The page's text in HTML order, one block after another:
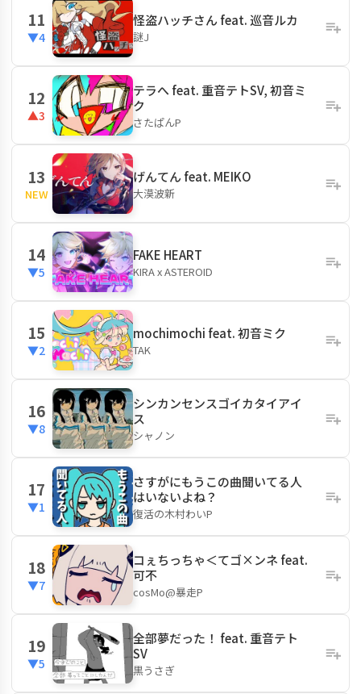
11
▼4
怪盗ハッチさん feat. 巡音ルカ
謎J
12
▲3
テラへ feat. 重音テトSV, 初音ミ
ク
さたぱんP
13
NEW
げんてん feat. MEIKO
大漠波新
14
▼5
FAKE HEART
KIRA x ASTEROID
15
▼2
mochimochi feat. 初音ミク
TAK
16
▼8
シンカンセンスゴイカタイアイ
ス
シャノン
17
▼1
さすがにもうこの曲聞いてる人
はいないよね？
復活の木村わいP
18
▼7
コぇちっちゃ＜てゴ×ンネ feat.
可不
cosMo@暴走P
19
▼5
全部夢だった！ feat. 重音テト
SV
黒うさぎ